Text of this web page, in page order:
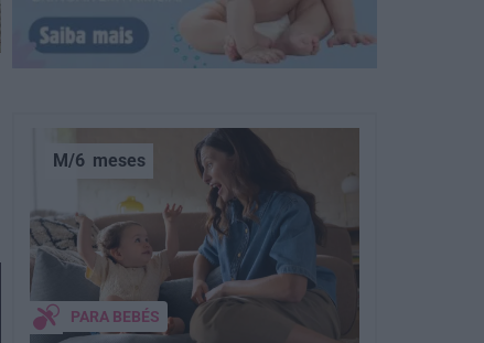
M/6 meses
PARA BEBÉS